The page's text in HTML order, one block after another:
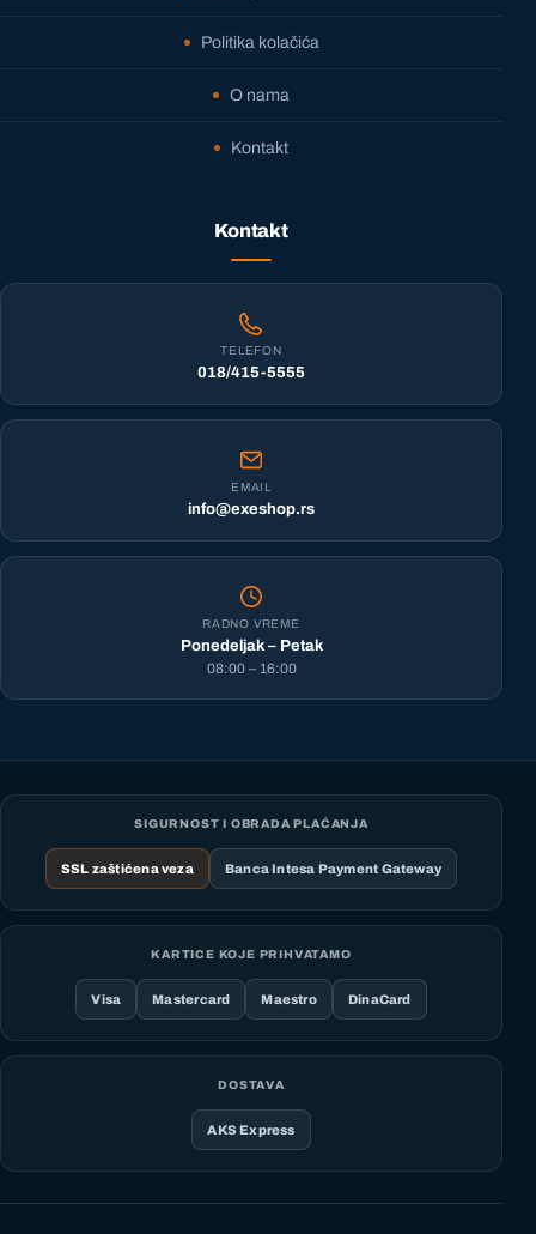
Politika kolačića
O nama
Kontakt
Kontakt
TELEFON
018/415-5555
EMAIL
info@exeshop.rs
RADNO VREME
Ponedeljak – Petak
08:00 – 16:00
SIGURNOST I OBRADA PLAĆANJA
SSL zaštićena veza Banca Intesa Payment Gateway
KARTICE KOJE PRIHVATAMO
Visa Mastercard Maestro DinaCard
DOSTAVA
AKS Express